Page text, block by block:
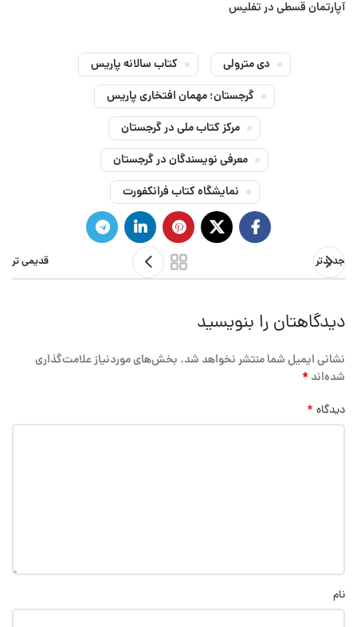
آپارتمان قسطی در تفلیس
دی مترولی
کتاب سالانه پاریس
گرجستان؛ مهمان افتخاری پاریس
مرکز کتاب ملی در گرجستان
معرفی نویسندگان در گرجستان
نمایشگاه کتاب فرانکفورت
جدیدتر قدیمی تر
دیدگاهتان را بنویسید
نشانی ایمیل شما منتشر نخواهد شد. بخش‌های موردنیاز علامت‌گذاری
شده‌اند*
دیدگاه *
نام